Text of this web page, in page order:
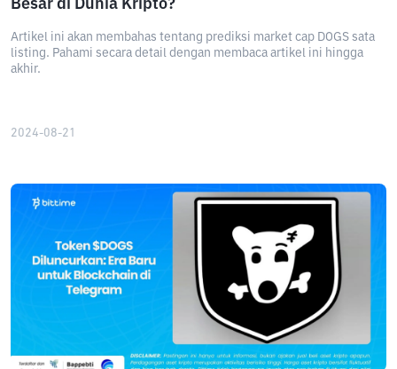
Besar di Dunia Kripto?
Artikel ini akan membahas tentang prediksi market cap DOGS sata
listing. Pahami secara detail dengan membaca artikel ini hingga
akhir.
2024-08-21